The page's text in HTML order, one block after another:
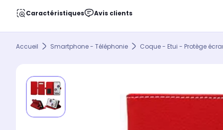
Caractéristiques Avis clients
Accueil Smartphone - Téléphonie Coque - Etui - Protège